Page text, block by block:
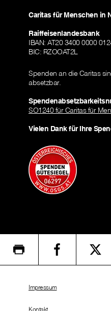
Caritas für Menschen in
Raiffeisenlandesbank
IBAN: AT20 3400 0000
BIC: RZOOAT2L
Spenden an die Caritas
absetzbar.
SO1240 für Caritas für
Vielen Dank für Ihre
Impressum
Kontakt